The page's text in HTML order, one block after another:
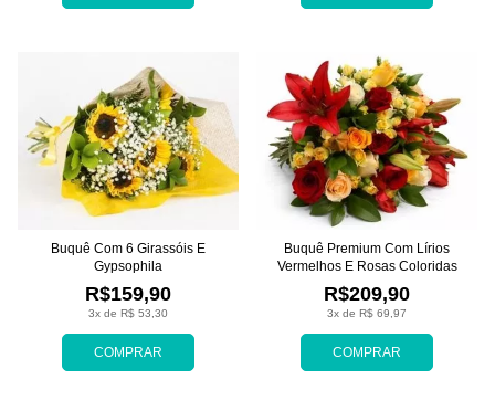
COMPRAR
3x de R$ 53,30
R$159,90
Buquê Com 6 Girassóis E
Gypsophila
COMPRAR
3x de R$ 69,97
R$209,90
Buquê Premium Com Lírios
Vermelhos E Rosas Coloridas